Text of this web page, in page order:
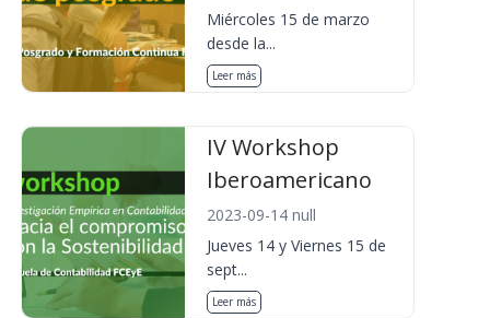
Miércoles 15 de marzo
desde la...
Leer más
IV Workshop
Iberoamericano
2023-09-14 null
Jueves 14 y Viernes 15 de
sept...
Leer más